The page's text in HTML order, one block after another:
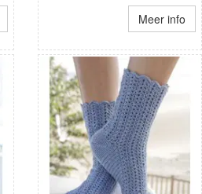
Meer info